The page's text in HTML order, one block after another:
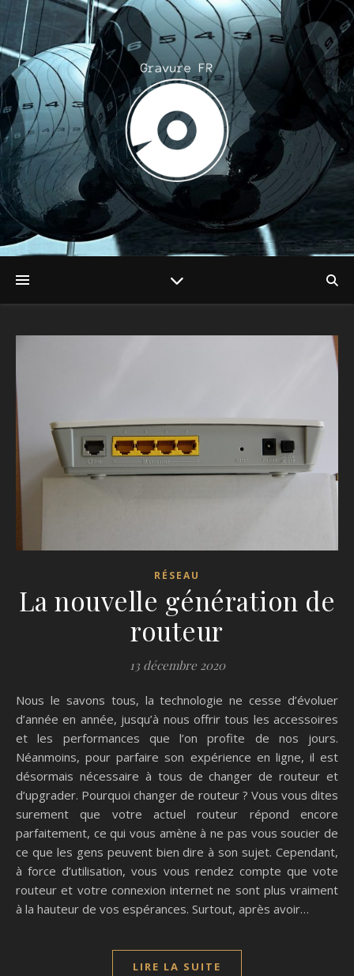
RÉSEAU
La nouvelle génération de
routeur
13 décembre 2020
Nous le savons tous, la technologie ne cesse d’évoluer
d’année en année, jusqu’à nous offrir tous les accessoires
et les performances que l’on profite de nos jours.
Néanmoins, pour parfaire son expérience en ligne, il est
désormais nécessaire à tous de changer de routeur et
d’upgrader. Pourquoi changer de routeur ? Vous vous dites
surement que votre actuel routeur répond encore
parfaitement, ce qui vous amène à ne pas vous soucier de
ce que les gens peuvent bien dire à son sujet. Cependant,
à force d’utilisation, vous vous rendez compte que vote
routeur et votre connexion internet ne sont plus vraiment
à la hauteur de vos espérances. Surtout, après avoir…
LIRE LA SUITE